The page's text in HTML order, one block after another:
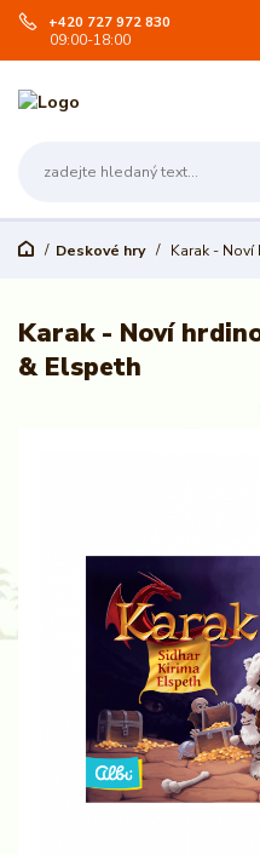
+420 727 972 830
09:00-18:00
Deskové hry Karak -
Karak - Noví
& Elspeth